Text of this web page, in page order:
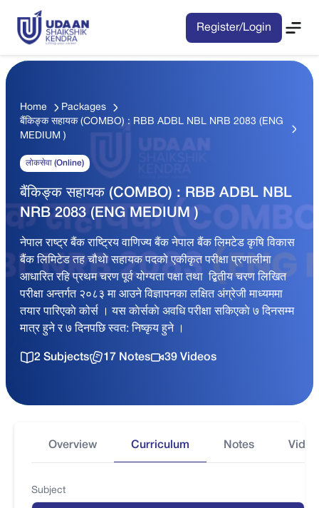
Register/Login
Home
Packages
बैंकिङ्क सहायक (COMBO) : RBB ADBL NBL NRB 2083 (ENG
MEDIUM )
लोकसेवा (Online)
बैंकिङ्क सहायक (COMBO) : RBB ADBL NBL
NRB 2083 (ENG MEDIUM )
नेपाल राष्ट्र बैंक राष्ट्रिय वाणिज्य बैंक नेपाल बैंक लिमटेड कृषि विकास
बैंक लिमिटेड तह चौथाे सहायक पदको एकीकृत परीक्षा प्रणालीमा
आधारित रहि प्रथम चरण पूर्व योग्यता पक्षा तथा द्बितीय चरण लिखित
परीक्षा अन्तर्गत २०८३ मा आउने विज्ञापनका लक्षित अंग्रेजी माध्यममा
तयार पारिएकाे कोर्स । यस काेर्सकाे अवधि परीक्षा सकिएकाे ७ दिनसम्म
मात्र हुने र ७ दिनपछि स्वत: निष्कृय हुने ।
2 Subjects 17 Notes 39 Videos
Overview Curriculum Notes
Subject